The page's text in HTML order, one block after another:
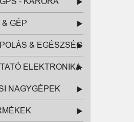
GÉP
& EGÉSZSÉG
ELEKTRONIKA
NAGYGÉPEK